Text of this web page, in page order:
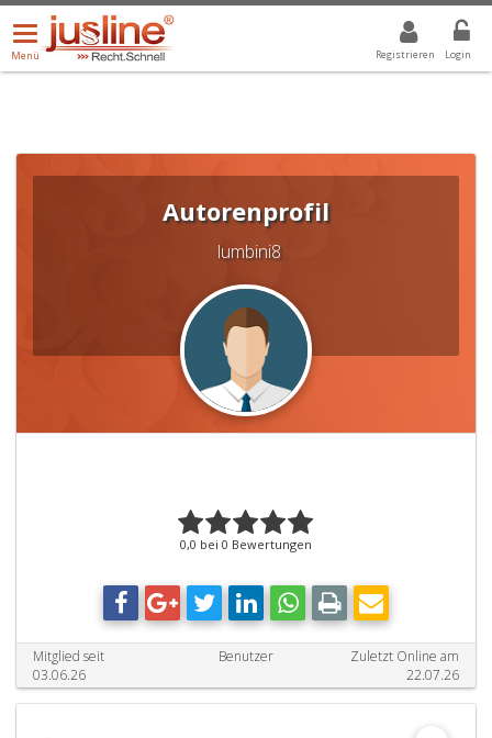
Registrieren Login
Menü
öffnen/schließen
Menü
ALLE DROPDOWN: GEWÄHLTER WERT IST ALLE
Autorenprofil
lumbini8
0,0 bei 0 Bewertungen
Mitglied seit
03.06.26
Benutzer
Zuletzt Online am
22.07.26